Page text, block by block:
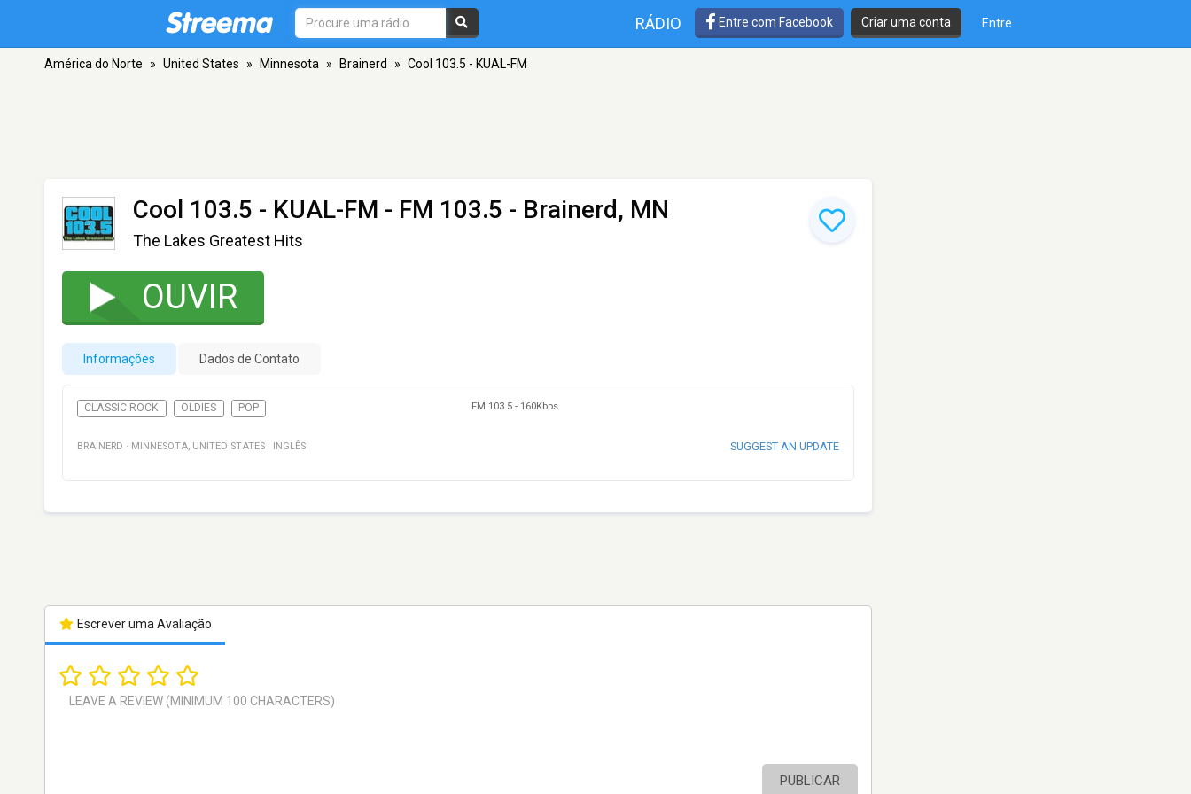
RÁDIO Entre com Facebook Criar uma conta Entre
América do Norte » United States » Minnesota » Brainerd » Cool 103.5 - KUAL-FM
Cool 103.5 - KUAL-FM - FM 103.5 - Brainerd, MN
The Lakes Greatest Hits
OUVIR
Informações Dados de Contato
CLASSIC ROCK OLDIES POP FM 103.5 - 160Kbps
BRAINERD · MINNESOTA, UNITED STATES · INGLÊS SUGGEST AN UPDATE
Escrever uma Avaliação
PUBLICAR